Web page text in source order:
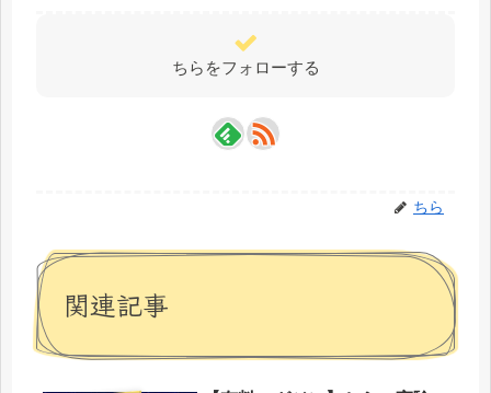
ちらをフォローする
ちら
関連記事